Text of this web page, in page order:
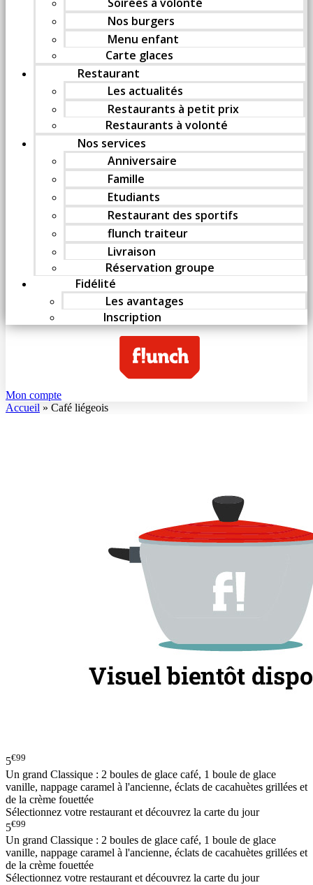
Nos burgers
Menu enfant
Carte glaces
Restaurant
Les actualités
Restaurants à petit prix
Restaurants à volonté
Nos services
Anniversaire
Famille
Etudiants
Restaurant des sportifs
flunch traiteur
Livraison
Réservation groupe
Fidélité
Les avantages
Inscription
Mon compte
Accueil » Café liégeois
5€99
Un grand Classique : 2 boules de glace café, 1 boule de glace
vanille, nappage caramel à l'ancienne, éclats de cacahuètes grillées et
de la crème fouettée
Sélectionnez votre restaurant et découvrez la carte du jour
5€99
Un grand Classique : 2 boules de glace café, 1 boule de glace
vanille, nappage caramel à l'ancienne, éclats de cacahuètes grillées et
de la crème fouettée
Sélectionnez votre restaurant et découvrez la carte du jour